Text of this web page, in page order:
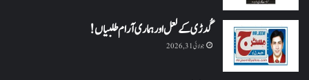
گُدڑی کے لعل اور ہماری آرام طلبیاں!
جولائی 31, 2026